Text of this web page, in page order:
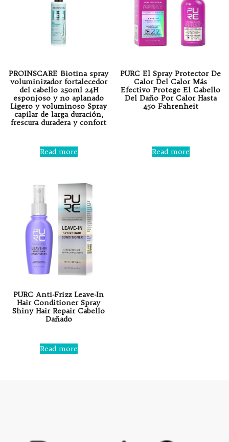
PROINSCARE Biotina spray
voluminizador fortalecedor
del cabello 250ml 24H
esponjoso y no aplanado
Ligero y voluminoso Spray
capilar de larga duración,
frescura duradera y confort
0
out
Read more
PURC El Spray Protector De
Calor Del Calor Más
Efectivo Protege El Cabello
Del Daño Por Calor Hasta
450 Fahrenheit
5
Read more
PURC Anti-Frizz Leave-In
Hair Conditioner Spray
Shiny Hair Repair Cabello
Dañado
0
out
Read more